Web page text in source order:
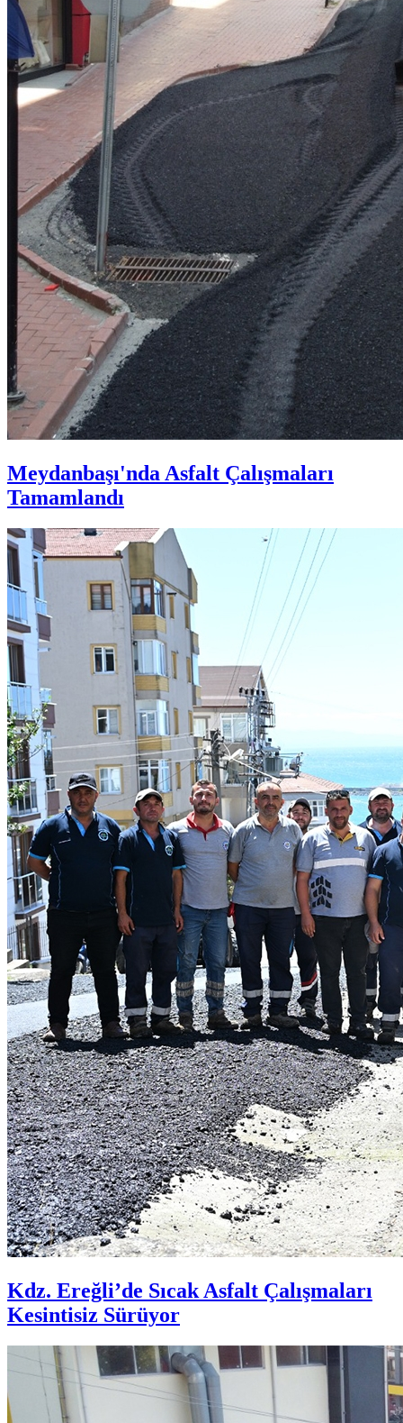
Meydanbaşı'nda Asfalt Çalışmaları
Tamamlandı
Kdz. Ereğli’de Sıcak Asfalt Çalışmaları
Kesintisiz Sürüyor